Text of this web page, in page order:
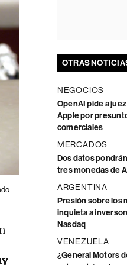
OTRAS
NEGOCIOS
OpenAI pide a
Apple por
comerciales
MERCADOS
Dos datos
tres monedas de
ARGENTINA
Presión sobre los
inquieta a
Nasdaq
VENEZUELA
¿General Motors